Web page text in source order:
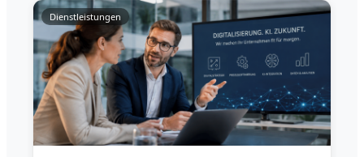
Dienstleistungen